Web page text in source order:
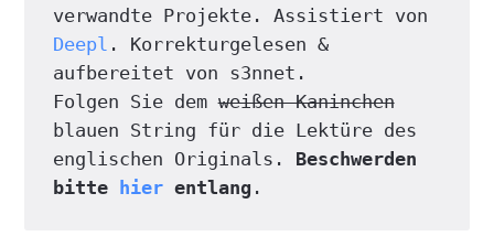
Deepl . Korrekturgelesen &
aufbereitet von s3nnet.
Folgen Sie dem weißen Kaninchen
blauen String für die Lektüre des
englischen Originals. Beschwerden
bitte
hier entlang .